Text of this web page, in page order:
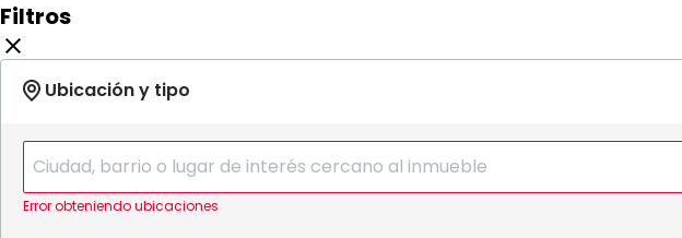
Filtros
Error obteniendo ubicaciones